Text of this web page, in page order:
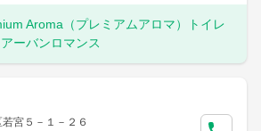
Aroma（プレミアムアロマ）トイレ
ーバンロマンス
宮５－１－２６